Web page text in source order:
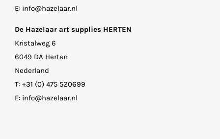
E: info@hazelaar.nl
De Hazelaar art supplies HERTEN
Kristalweg 6
6049 DA Herten
Nederland
T: +31 (0) 475 520699
E: info@hazelaar.nl